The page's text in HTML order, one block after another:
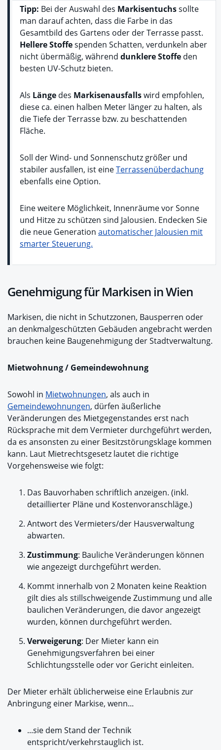
Tipp: Bei der Auswahl des Markisentuchssollte
man darauf achten, dass die Farbe in das
Gesamtbild des Gartens oder der Terrasse passt.
Hellere Stoffespenden Schatten, verdunkeln aber
nicht übermäßig, während dunklere Stoffe den
besten UV-Schutz bieten.
Als Länge des Markisenausfallswird empfohlen,
diese ca. einen halben Meter länger zu halten, als
die Tiefe der Terrasse bzw. zu beschattenden
Fläche.
Soll der Wind- und Sonnenschutz größer und
stabiler ausfallen, ist eineTerrassenüberdachung
ebenfalls eine Option.
Eine weitere Möglichkeit, Innenräume vor Sonne
und Hitze zu schützen sind Jalousien. Endecken Sie
die neue Generation automatischer Jalousien mit
smarter Steuerung.
Genehmigung für Markisen in Wien
Markisen, die nicht in Schutzzonen, Bausperren oder
an denkmalgeschützten Gebäuden angebracht werden
brauchen keine Baugenehmigung der Stadtverwaltung.
Mietwohnung / Gemeindewohnung
Sowohl in Mietwohnungen, als auch in
Gemeindewohnungen, dürfen äußerliche
Veränderungen des Mietgegenstandes erst nach
Rücksprache mit dem Vermieter durchgeführt werden,
da es ansonsten zu einer Besitzstörungsklage kommen
kann. Laut Mietrechtsgesetz lautet die richtige
Vorgehensweise wie folgt:
Das Bauvorhaben schriftlich anzeigen. (inkl.
detaillierter Pläne und Kostenvoranschläge.)
Antwort des Vermieters/der Hausverwaltung
abwarten.
Zustimmung: Bauliche Veränderungen können
wie angezeigt durchgeführt werden.
Kommt innerhalb von 2 Monaten keine Reaktion
gilt dies als stillschweigende Zustimmung und alle
baulichen Veränderungen, die davor angezeigt
wurden, können durchgeführt werden.
Verweigerung: Der Mieter kann ein
Genehmigungsverfahren bei einer
Schlichtungsstelle oder vor Gericht einleiten.
Der Mieter erhält üblicherweise eine Erlaubnis zur
Anbringung einer Markise, wenn...
...sie dem Stand der Technik
entspricht/verkehrstauglich ist.